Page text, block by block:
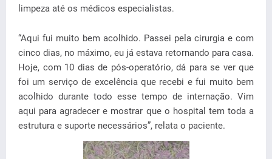
limpeza até os médicos especialistas.
“Aqui fui muito bem acolhido. Passei pela cirurgia e com
cinco dias, no máximo, eu já estava retornando para casa.
Hoje, com 10 dias de pós-operatório, dá para se ver que
foi um serviço de excelência que recebi e fui muito bem
acolhido durante todo esse tempo de internação. Vim
aqui para agradecer e mostrar que o hospital tem toda a
estrutura e suporte necessários”, relata o paciente.